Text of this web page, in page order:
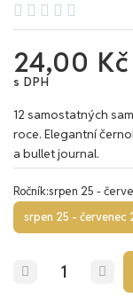
    
24,00 Kč
s DPH
12 samostatných
roce. Elegantní
a bullet journal.
Ročníksrpen 25 -
srpen 25 - červenec